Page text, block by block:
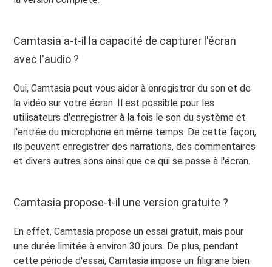
Camtasia a-t-il la capacité de capturer l'écran
avec l'audio ?
Oui, Camtasia peut vous aider à enregistrer du son et de
la vidéo sur votre écran. Il est possible pour les
utilisateurs d'enregistrer à la fois le son du système et
l'entrée du microphone en même temps. De cette façon,
ils peuvent enregistrer des narrations, des commentaires
et divers autres sons ainsi que ce qui se passe à l'écran.
Camtasia propose-t-il une version gratuite ?
En effet, Camtasia propose un essai gratuit, mais pour
une durée limitée à environ 30 jours. De plus, pendant
cette période d'essai, Camtasia impose un filigrane bien